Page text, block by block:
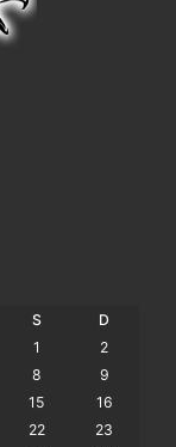
S
D
1
2
8
9
15
16
22
23